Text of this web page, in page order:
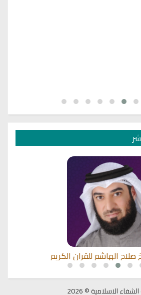
صلاح الهاشم للقران الكريم
الاسلامية © 2026